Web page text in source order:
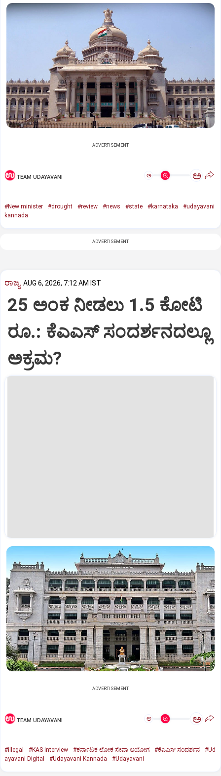
ADVERTISEMENT
TEAM UDAYAVANI ಅ ಅ
#New minister #drought #review #news #state #karnataka
#udayavani
kannada
ADVERTISEMENT
ರಾಜ್ಯ AUG 6, 2026, 7:12 AM IST
25 ಅಂಕ ನೀಡಲು 1.5 ಕೋಟಿ
ರೂ.: ಕೆಎಎಸ್ ಸಂದರ್ಶನದಲ್ಲೂ
ಅಕ್ರಮ?
ADVERTISEMENT
TEAM UDAYAVANI ಅ ಅ
#illegal #KAS interview #ಕರ್ನಾಟಕ ಲೋಕ ಸೇವಾ ಆಯೋಗ #ಕೆಎಎಸ್ ಸಂದರ್ಶನ
#Ud
ayavani Digital
#Udayavani Kannada #Udayavani